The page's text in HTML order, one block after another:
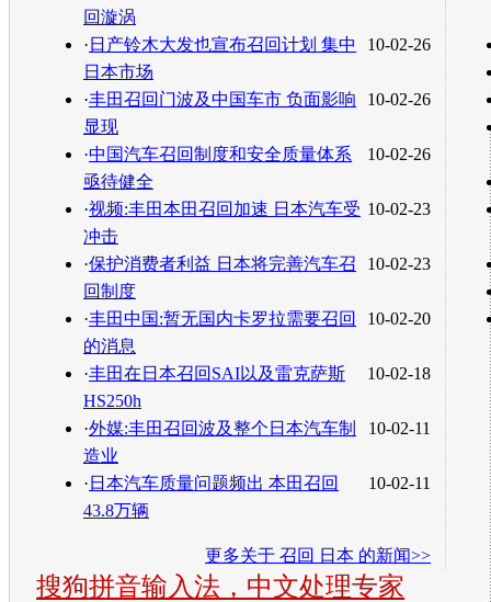
回漩涡
10-02-26
· 日产铃木大发也宣布召回计划 集中
日本市场
10-02-26
·丰田召回门波及中国车市 负面影响
显现
10-02-26
·中国汽车召回制度和安全质量体系
亟待健全
10-02-23
·视频:丰田本田召回加速 日本汽车受
冲击
10-02-23
·保护消费者利益 日本将完善汽车召
回制度
10-02-20
·丰田中国:暂无国内卡罗拉需要召回
的消息
10-02-18
·丰田在日本召回SAI以及雷克萨斯
HS250h
10-02-11
·外媒:丰田召回波及整个日本汽车制
造业
10-02-11
· 日本汽车质量问题频出 本田召回
43.8万辆
更多关于 召回 日本 的新闻>>
搜狗拼音输入法，中文处理专家